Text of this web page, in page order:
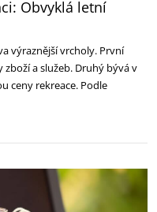
Obvyklá letní
výraznější vrcholy. První
a služeb. Druhý bývá v
ceny rekreace. Podle